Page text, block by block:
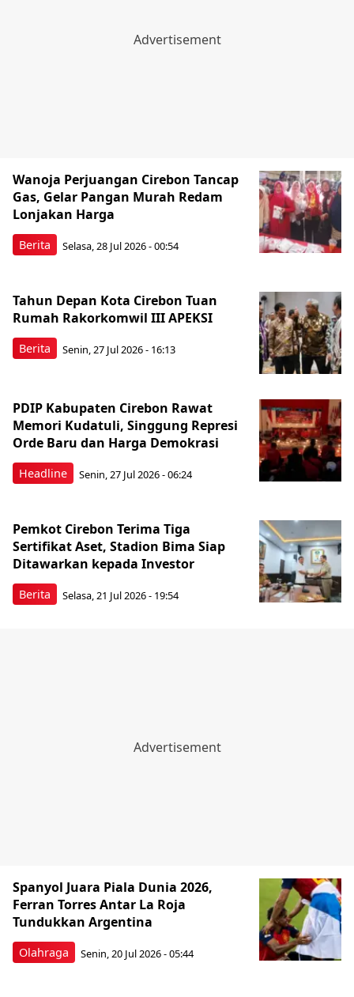
Berita
Wanoja Perjuangan Cirebon Tancap
Gas, Gelar Pangan Murah Redam
Lonjakan Harga
Selasa, 28 Jul 2026 - 00:54
Berita
Tahun Depan Kota Cirebon Tuan
Rumah Rakorkomwil III APEKSI
Senin, 27 Jul 2026 - 16:13
Headline
PDIP Kabupaten Cirebon Rawat
Memori Kudatuli, Singgung Represi
Orde Baru dan Harga Demokrasi
Senin, 27 Jul 2026 - 06:24
Berita
Pemkot Cirebon Terima Tiga
Sertifikat Aset, Stadion Bima Siap
Ditawarkan kepada Investor
Selasa, 21 Jul 2026 - 19:54
Olahraga
Spanyol Juara Piala Dunia 2026,
Ferran Torres Antar La Roja
Tundukkan Argentina
Senin, 20 Jul 2026 - 05:44